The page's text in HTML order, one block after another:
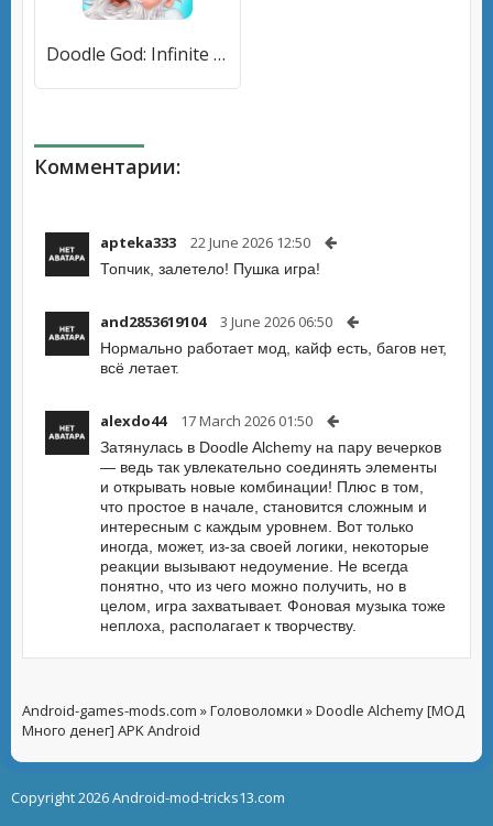
Doodle God: Infinite Alchemy (Дудл Год) [МОД Бесконечные монеты] APK Android
Комментарии:
apteka333 22 June 2026 12:50
Топчик, залетело! Пушка игра!
and2853619104 3 June 2026 06:50
Нормально работает мод, кайф есть, багов нет,
всё летает.
alexdo44 17 March 2026 01:50
Затянулась в Doodle Alchemy на пару вечерков
— ведь так увлекательно соединять элементы
и открывать новые комбинации! Плюс в том,
что простое в начале, становится сложным и
интересным с каждым уровнем. Вот только
иногда, может, из-за своей логики, некоторые
реакции вызывают недоумение. Не всегда
понятно, что из чего можно получить, но в
целом, игра захватывает. Фоновая музыка тоже
неплоха, располагает к творчеству.
Android-games-mods.com »Головоломки » Doodle Alchemy [МОД
Много денег] APK Android
Copyright 2026 Android-mod-tricks13.com